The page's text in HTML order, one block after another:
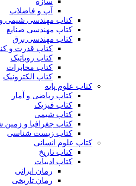
آب و فاضلاب
کتاب مهندسی شیمی
کتاب مهندسی صنایع
کتاب مهندسی برق
کتاب قدرت و
کتاب روباتیک
کتاب مخابرات
کتاب الکترونیک
کتاب علوم پایه
کتاب ریاضی و آمار
کتاب فیزیک
کتاب شیمی
کتاب جغرافیا و
کتاب زیست شناسی
کتاب علوم انسانی
کتاب تاریخ
کتاب ادبیات
رمان ایرانی
رمان تاریخی